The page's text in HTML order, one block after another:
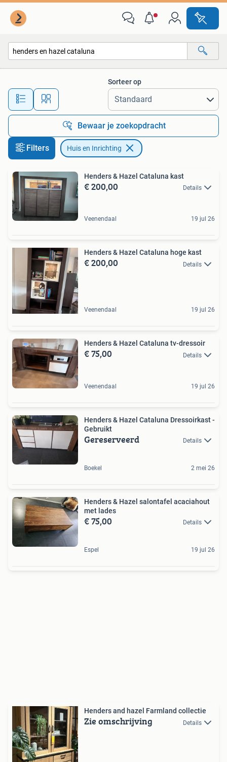
Alle afstanden…
Sorteer op
Bewaar je zoekopdracht
Filters Huis en Inrichting
Henders & Hazel Cataluna kast
€ 200,00 Details
Veenendaal 19 jul 26
Henders & Hazel Cataluna hoge kast
€ 200,00 Details
Veenendaal 19 jul 26
Henders & Hazel Cataluna tv-dressoir
€ 75,00 Details
Veenendaal 19 jul 26
Henders & Hazel Cataluna Dressoirkast -
Gebruikt
Gereserveerd Details
Boekel 2 mei 26
Henders & Hazel salontafel acaciahout
met lades
€ 75,00 Details
Espel 19 jul 26
Henders and hazel Farmland collectie
Zie omschrijving Details